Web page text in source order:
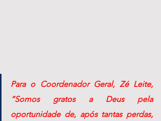
Para o Coordenador Geral, Zé Leite,
“Somos gratos a Deus pela
oportunidade de, após tantas perdas,